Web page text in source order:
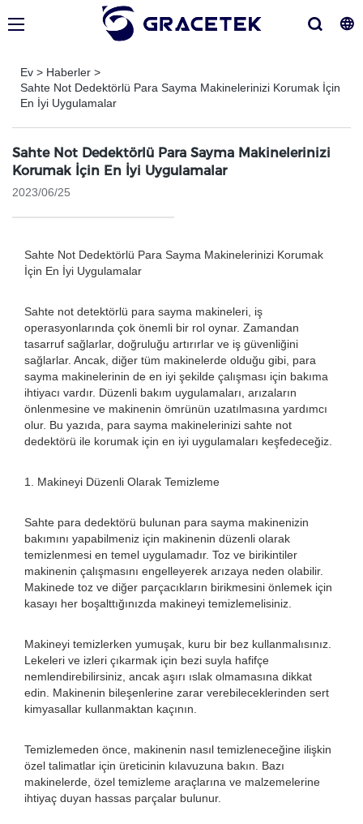
Ev > Haberler >
Sahte Not Dedektörlü Para Sayma Makinelerinizi Korumak İçin
En İyi Uygulamalar
Sahte Not Dedektörlü Para Sayma Makinelerinizi
Korumak İçin En İyi Uygulamalar
2023/06/25
Sahte Not Dedektörlü Para Sayma Makinelerinizi Korumak
İçin En İyi Uygulamalar
Sahte not detektörlü para sayma makineleri, iş
operasyonlarında çok önemli bir rol oynar. Zamandan
tasarruf sağlarlar, doğruluğu artırırlar ve iş güvenliğini
sağlarlar. Ancak, diğer tüm makinelerde olduğu gibi, para
sayma makinelerinin de en iyi şekilde çalışması için bakıma
ihtiyacı vardır. Düzenli bakım uygulamaları, arızaların
önlenmesine ve makinenin ömrünün uzatılmasına yardımcı
olur. Bu yazıda, para sayma makinelerinizi sahte not
dedektörü ile korumak için en iyi uygulamaları keşfedeceğiz.
1. Makineyi Düzenli Olarak Temizleme
Sahte para dedektörü bulunan para sayma makinenizin
bakımını yapabilmeniz için makinenin düzenli olarak
temizlenmesi en temel uygulamadır. Toz ve birikintiler
makinenin çalışmasını engelleyerek arızaya neden olabilir.
Makinede toz ve diğer parçacıkların birikmesini önlemek için
kasayı her boşalttığınızda makineyi temizlemelisiniz.
Makineyi temizlerken yumuşak, kuru bir bez kullanmalısınız.
Lekeleri ve izleri çıkarmak için bezi suyla hafifçe
nemlendirebilirsiniz, ancak aşırı ıslak olmamasına dikkat
edin. Makinenin bileşenlerine zarar verebileceklerinden sert
kimyasallar kullanmaktan kaçının.
Temizlemeden önce, makinenin nasıl temizleneceğine ilişkin
özel talimatlar için üreticinin kılavuzuna bakın. Bazı
makinelerde, özel temizleme araçlarına ve malzemelerine
ihtiyaç duyan hassas parçalar bulunur.